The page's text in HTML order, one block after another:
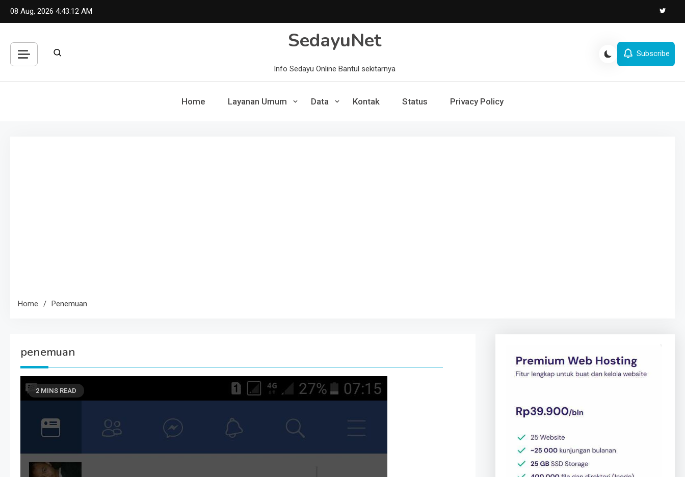
Skip
08 Aug, 2026 4:43:13 AM
SedayuNet
Info Sedayu Online Bantul sekitarnya
Subscribe
Home Layanan Umum Data Kontak Status Privacy Policy
Home Penemuan
penemuan
2 MINS READ